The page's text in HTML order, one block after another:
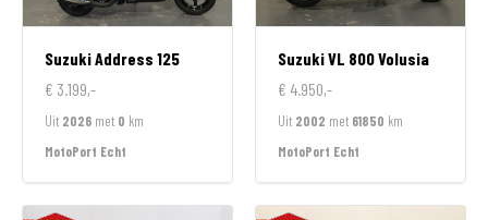
SuzukiAddress 125
€ 3.199,-
Uit 2026 met 0 km
MotoPort Echt
SuzukiVL 800 Volusia
€ 4.950,-
Uit 2002 met 61850 km
MotoPort Echt